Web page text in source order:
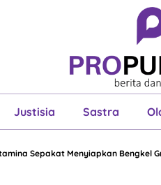
Justisia Sastra
Berita Cerita
Sepakat Menyiapkan Bengkel